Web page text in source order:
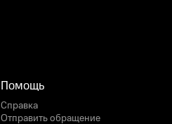
Помощь
Справка
Отправить обращение